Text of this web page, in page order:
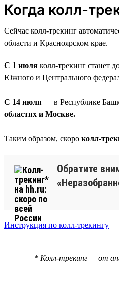
Когда колл-
Сейчас колл-трекинг
области и Красноярском крае.
С 1 июля колл-трекинг станет
Южного и Центрального
С 14 июля — в Республике
областях и Москве.
Таким образом, скоро колл-
Обратите
.
Инструкция по колл-трекингу
* Колл-трекинг — от